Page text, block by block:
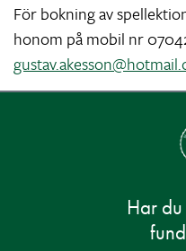
För bokning av
honom på mobil nr
Har